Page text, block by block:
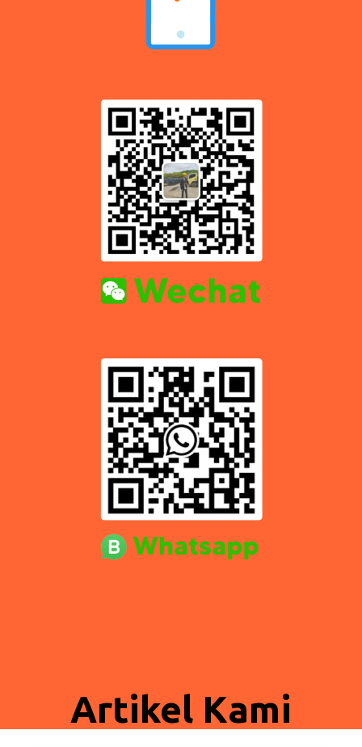
Artikel Kami